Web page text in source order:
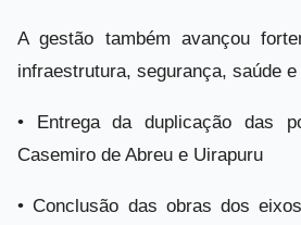
A gestão também avançou
infraestrutura, segurança, saúde e
•
Entrega da duplicação das
Casemiro de Abreu e Uirapuru
• Conclusão das obras dos